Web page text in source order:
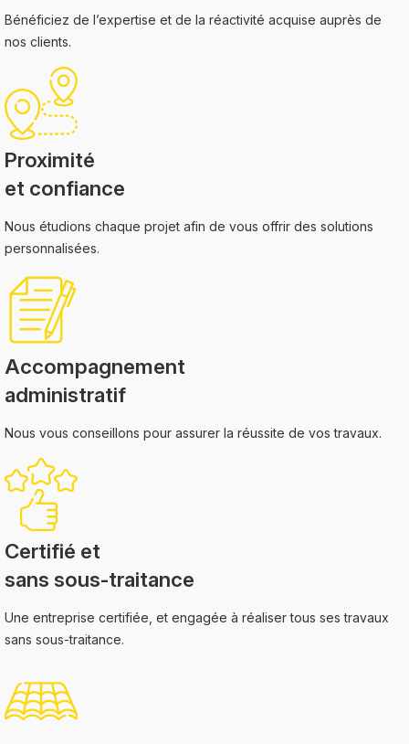
Bénéficiez de l’expertise et de la réactivité acquise auprès de
nos clients.
Proximité
et confiance
Nous étudions chaque projet afin de vous offrir des solutions
personnalisées.
Accompagnement
administratif
Nous vous conseillons pour assurer la réussite de vos travaux.
Certifié et
sans sous-traitance
Une entreprise certifiée, et engagée à réaliser tous ses travaux
sans sous-traitance.